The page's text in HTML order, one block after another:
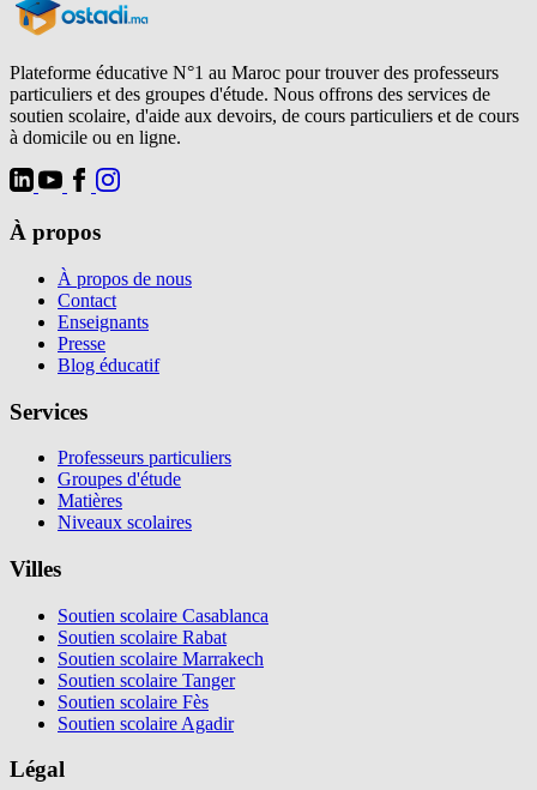
Plateforme éducative N°1 au Maroc pour trouver des professeurs
particuliers et des groupes d'étude. Nous offrons des services de
soutien scolaire, d'aide aux devoirs, de cours particuliers et de cours
à domicile ou en ligne.
À propos
À propos de nous
Contact
Enseignants
Presse
Blog éducatif
Services
Professeurs particuliers
Groupes d'étude
Matières
Niveaux scolaires
Villes
Soutien scolaire Casablanca
Soutien scolaire Rabat
Soutien scolaire Marrakech
Soutien scolaire Tanger
Soutien scolaire Fès
Soutien scolaire Agadir
Légal